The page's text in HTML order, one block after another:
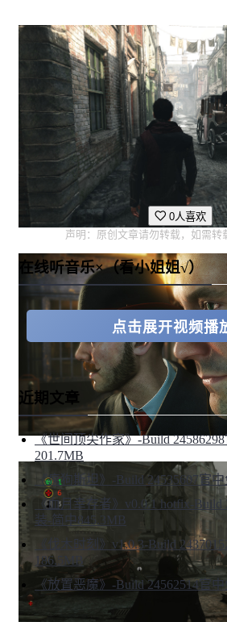
0人喜欢
声明：原创文章请勿转载，如需转
在线听音乐×（看小姐姐√）
点击展开视频播
近期文章
《世间顶尖作家》-Build
201.7MB
《疯狗斯坦》-Build 24535607官
《血月幸存者》v0.0.1 hotfix-Build
装-简中845.3MB
《伐木时刻》v1.0.3-Build
186.5MB
《放置恶魔》-Build 24562514官